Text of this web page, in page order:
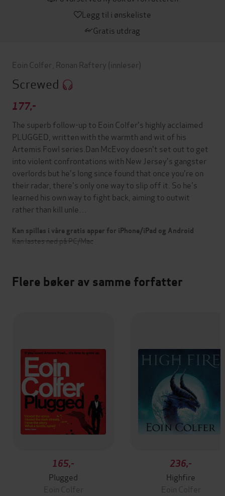
Legg til i ønskeliste
Gratis utdrag
Eoin Colfer Ronan Raftery (innleser)
Screwed
177,-
The superb follow-up to Eoin Colfer's highly acclaimed
PLUGGED, written with the warmth and wit of his
Artemis Fowl series.Dan McEvoy doesn't set out to get
into violent confrontations with New Jersey's gangster
overlords but he's long since found that once you're on
their radar, there's only one way to slip off it. So he's
learned his own way to fight back, aiming to outwit
rather than kill unle…
Kan spilles i våre gratis apper for iPhone/iPad og Android
Kan lastes ned på PC/Mac
Flere bøker av samme forfatter
165,-
Plugged
Eoin Colfer
236,-
Highfire
Eoin Colfer